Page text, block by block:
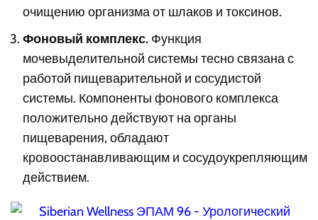
очищению организма от шлаков и токсинов.
Фоновый комплекс. Функция
мочевыделительной системы тесно связана с
работой пищеварительной и сосудистой
системы. Компоненты фонового комплекса
положительно действуют на органы
пищеварения, обладают
кровоостанавливающим и сосудоукрепляющим
действием.